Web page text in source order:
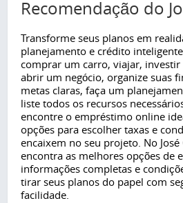
Recomendação do
Transforme seus planos em
planejamento e crédito
comprar um carro, viajar, investir
abrir um negócio, organize suas
metas claras, faça um
liste todos os recursos
encontre o empréstimo online
opções para escolher taxas e
encaixem no seu projeto. No
encontra as melhores opções de
informações completas e
tirar seus planos do papel com
facilidade.